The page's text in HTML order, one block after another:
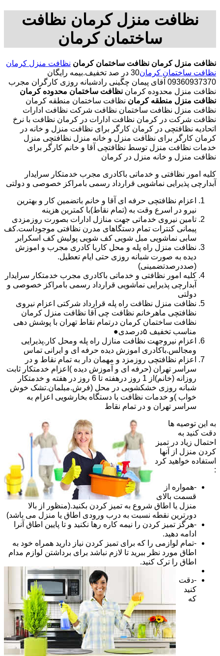
نظافت منزل کرمان نظافت
ساختمان کرمان
نظافت منزل کرمان نظافت ساختمان کرمان نظافت منزل کرمان
نظافت ساختمان کرمان
30 در صد تخفیف.بیمه رایگان
09360937370 آقای پیمان چگینی رادشبانه روزی کارگران مجرب
نظافت منزل محدوده کرمان نظافت ساختمان محدوده کرمان
نظافت منزل منطقه کرمان نظافت ساختمان منطقه کرمان
نظافت منزل نظافت ساختمان نظافت شرکت نظافت ادارات
نظافت شرکت در کرمان نظافت ادارات در کرمان نظافت با نرخ
اتحادیه نظافتچی در کرمان کارگر برای نظافت منزل و خانه در
کرمان کارگر برای نظافت منزل و خانه منزل نظافتچی منزل
خدمات نظافت منزل توسط نظافتچی آقا و خانم کارگر برای
نظافت منزل و خانه منزل در کرمان
کلیه امور نظافتی و خدماتی باکادری مجرب خدمتکار سرایدار
آبدارچی پذیرایی نماشویی قرارداد رسمی بامراکز خصوصی و دولتی
اعزام نظافتچی حرفه ای آقا و خانم باتضمین کار و بهترین
نیرو در اسرع وقت به (تمام نقاط)با کمترین هزینه
تامین نیروی خدماتی جهت منازل ادارات بصورت روزمزدی
پیمانی کنترات تمام دستگاهای مدرن نظافتی موجوداست.کف
سابی نماشویی مبل شویی کف شویی پولیش کف اسکرابر
نظافت منزل راه پله و محل کاربا کادری مجرب و اموزش
دیده به صورت شبانه روزی حتی ایام تعطیل.
(صددرصدتضمینی)
کلیه امور نظافتی و خدماتی باکادری مجرب خدمتکار سرایدار
آبدارچی پذیرایی نماشویی قرارداد رسمی بامراکز خصوصی و
دولتی
نظافت منزل نظافت راه پله قرارداد شرکتی اعزام نیروی
نظافتچی ماهرخانم نظافت چی آقا نظافت منزل کرمان
نظافت ساختمان کرمان درتمام نقاط تهران با پوشش دهی
مناسب تخفیف ۵درصدی●
اعزام نیروجهت نظافت منازل راه پله ومحل کار.پذیرایی
ومجالس.باکادری اموزش دیده حرفه ای و ایرانی تماس
اعزام نظافتچی روزمزد و مهمان دار به تمام نقاط و در
سراسر تهران (حرفه ای و آموزش دیده )اعزام خدمتکار ثابت
روزانه (خانم)از 1 روز درهفته تا 6 روز در هفته و خدمتکار
شبانه روزی خشکشویی در محل (فرش.مبلمان.تشک خوش
خواب )و خدمات نظافت با دستگاه بخارشویی اعزام به
سراسر تهران و در تمام نقاط
به این توصیه ها
دقت کنید به
احتمال زیاد در تمیز
کردن منزل از آنها
استفاده خواهید کرد
:
-همواره از
قسمت بالای
منزل یا اطاق شروع به تمیز کردن بکنید.(منظور از بالا
دورترین نقطه نسبت به درب ورودی اطاق یا منزل می باشد)
-هرگز تمیز کردن را نیمه کاره رها نکنید و تا پایین اطاق آنرا
ادامه دهید.
-تمام لوازمی را که برای تمیز کردن نیاز دارید همراه خود به
اطاق مورد نظر ببرید تا لازم نباشد برای برداشتن لوازم مدام
اطاق را ترک کنید.
-دقت
کنید
که